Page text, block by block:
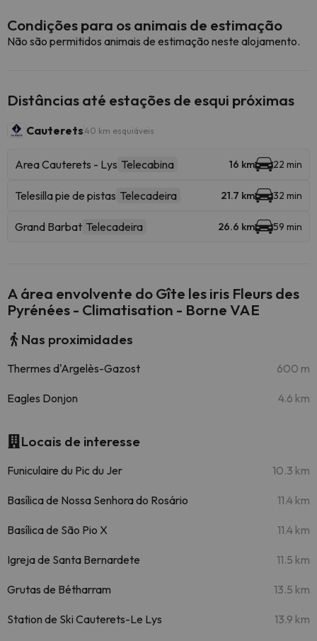
Condições para os animais de estimação
Não são permitidos animais de estimação neste alojamento.
Distâncias até estações de esqui próximas
Cauterets 40 km esquiáveis
Area Cauterets - Lys Telecabina 16 km 22 min
Telesilla pie de pistas Telecadeira 21.7 km 32 min
Grand Barbat Telecadeira 26.6 km 59 min
A área envolvente do Gîte les iris Fleurs des
Pyrénées - Climatisation - Borne VAE
Nas proximidades
Thermes d'Argelès-Gazost 600 m
Eagles Donjon 4.6 km
Locais de interesse
Funiculaire du Pic du Jer 10.3 km
Basílica de Nossa Senhora do Rosário 11.4 km
Basílica de São Pio X 11.4 km
Igreja de Santa Bernardete 11.5 km
Grutas de Bétharram 13.5 km
Station de Ski Cauterets-Le Lys 13.9 km